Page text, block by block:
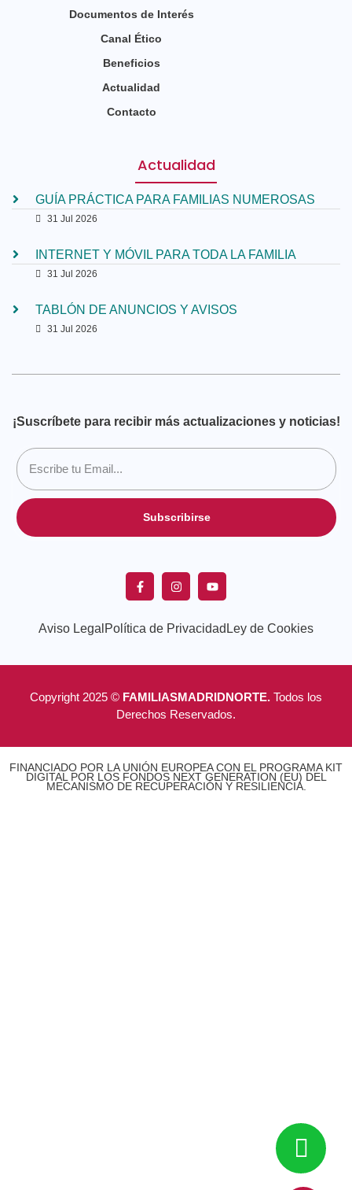
Documentos de Interés
Canal Ético
Beneficios
Actualidad
Contacto
Actualidad
GUÍA PRÁCTICA PARA FAMILIAS NUMEROSAS
31 Jul 2026
INTERNET Y MÓVIL PARA TODA LA FAMILIA
31 Jul 2026
TABLÓN DE ANUNCIOS Y AVISOS
31 Jul 2026
¡Suscríbete para recibir más actualizaciones y noticias!
Subscribirse
Aviso Legal Política de Privacidad Ley de Cookies
Copyright 2025 © FAMILIASMADRIDNORTE. Todos los
Derechos Reservados.
FINANCIADO POR LA UNIÓN EUROPEA CON EL PROGRAMA KIT
DIGITAL POR LOS FONDOS NEXT GENERATION (EU) DEL
MECANISMO DE RECUPERACIÓN Y RESILIENCIA.